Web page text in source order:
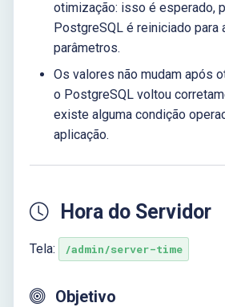
otimização: isso é esperado,
PostgreSQL é reiniciado para
parâmetros.
Os valores não mudam após
o PostgreSQL voltou
existe alguma condição
aplicação.
Hora do Servidor
Tela: /admin/server-time
Objetivo